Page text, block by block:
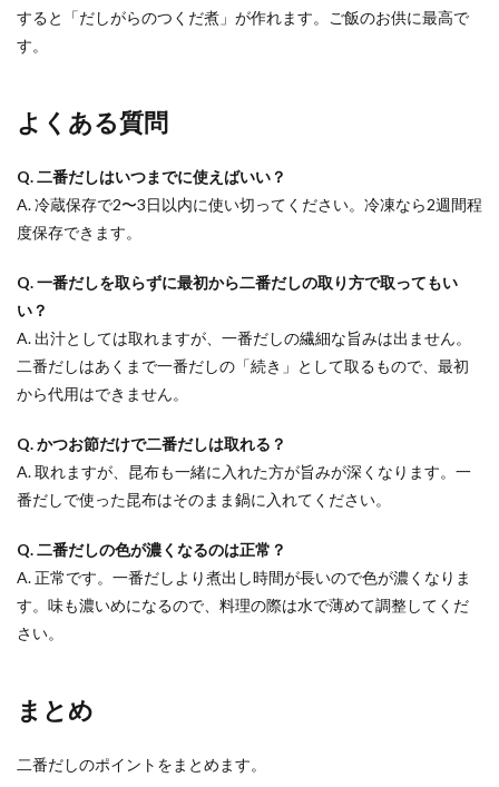
すると「だしがらのつくだ煮」が作れます。ご飯のお供に最高で
す。
よくある質問
Q. 二番だしはいつまでに使えばいい？
A. 冷蔵保存で2〜3日以内に使い切ってください。冷凍なら2週間程
度保存できます。
Q. 一番だしを取らずに最初から二番だしの取り方で取ってもい
い？
A. 出汁としては取れますが、一番だしの繊細な旨みは出ません。
二番だしはあくまで一番だしの「続き」として取るもので、最初
から代用はできません。
Q. かつお節だけで二番だしは取れる？
A. 取れますが、昆布も一緒に入れた方が旨みが深くなります。一
番だしで使った昆布はそのまま鍋に入れてください。
Q. 二番だしの色が濃くなるのは正常？
A. 正常です。一番だしより煮出し時間が長いので色が濃くなりま
す。味も濃いめになるので、料理の際は水で薄めて調整してくだ
さい。
まとめ
二番だしのポイントをまとめます。